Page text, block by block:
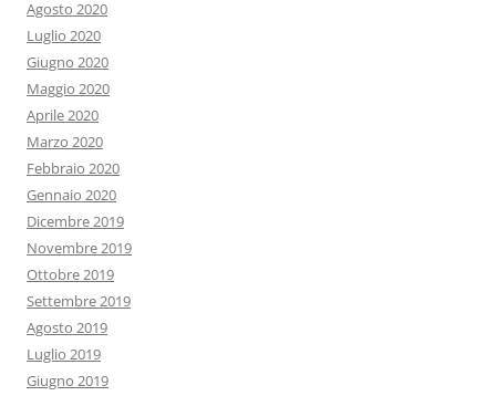
Agosto 2020
Luglio 2020
Giugno 2020
Maggio 2020
Aprile 2020
Marzo 2020
Febbraio 2020
Gennaio 2020
Dicembre 2019
Novembre 2019
Ottobre 2019
Settembre 2019
Agosto 2019
Luglio 2019
Giugno 2019